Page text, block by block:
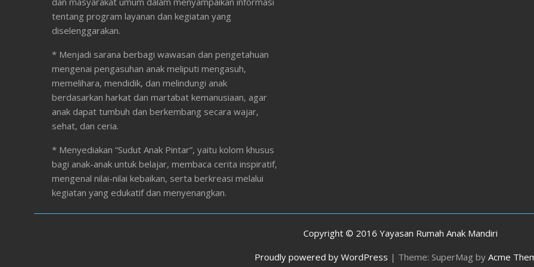
tentang program layanan dan kegiatan yang
diselenggarakan.
* Menjadi sarana berbagi wawasan dan pengetahuan
mengenai pengasuhan anak meliputi mengasuh,
memelihara, mendidik, dan melindungi anak
berdasarkan harkat dan martabat kemanusiaan, agar
anak dapat tumbuh dan berkembang secara wajar,
sehat, dan ceria.
* Menyediakan “Sudut Anak Pintar”, yaitu kolom khusus
bagi anak-anak untuk belajar, membaca cerita inspiratif,
mengenal nilai-nilai kebaikan, serta berkreasi melalui
kegiatan yang edukatif dan menyenangkan.
Copyright © 2016 Yayasan Rumah Anak Mandiri
Proudly powered by WordPress | Theme: SuperMag by Acme